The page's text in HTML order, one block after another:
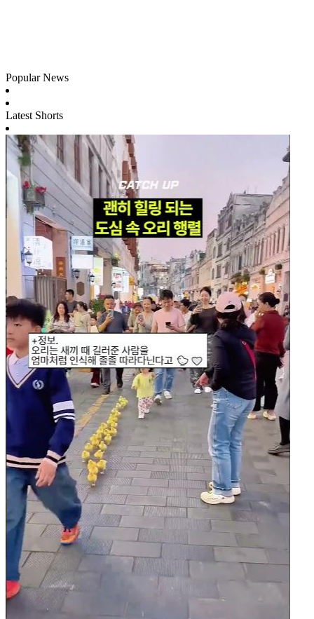
Popular News
Latest Shorts